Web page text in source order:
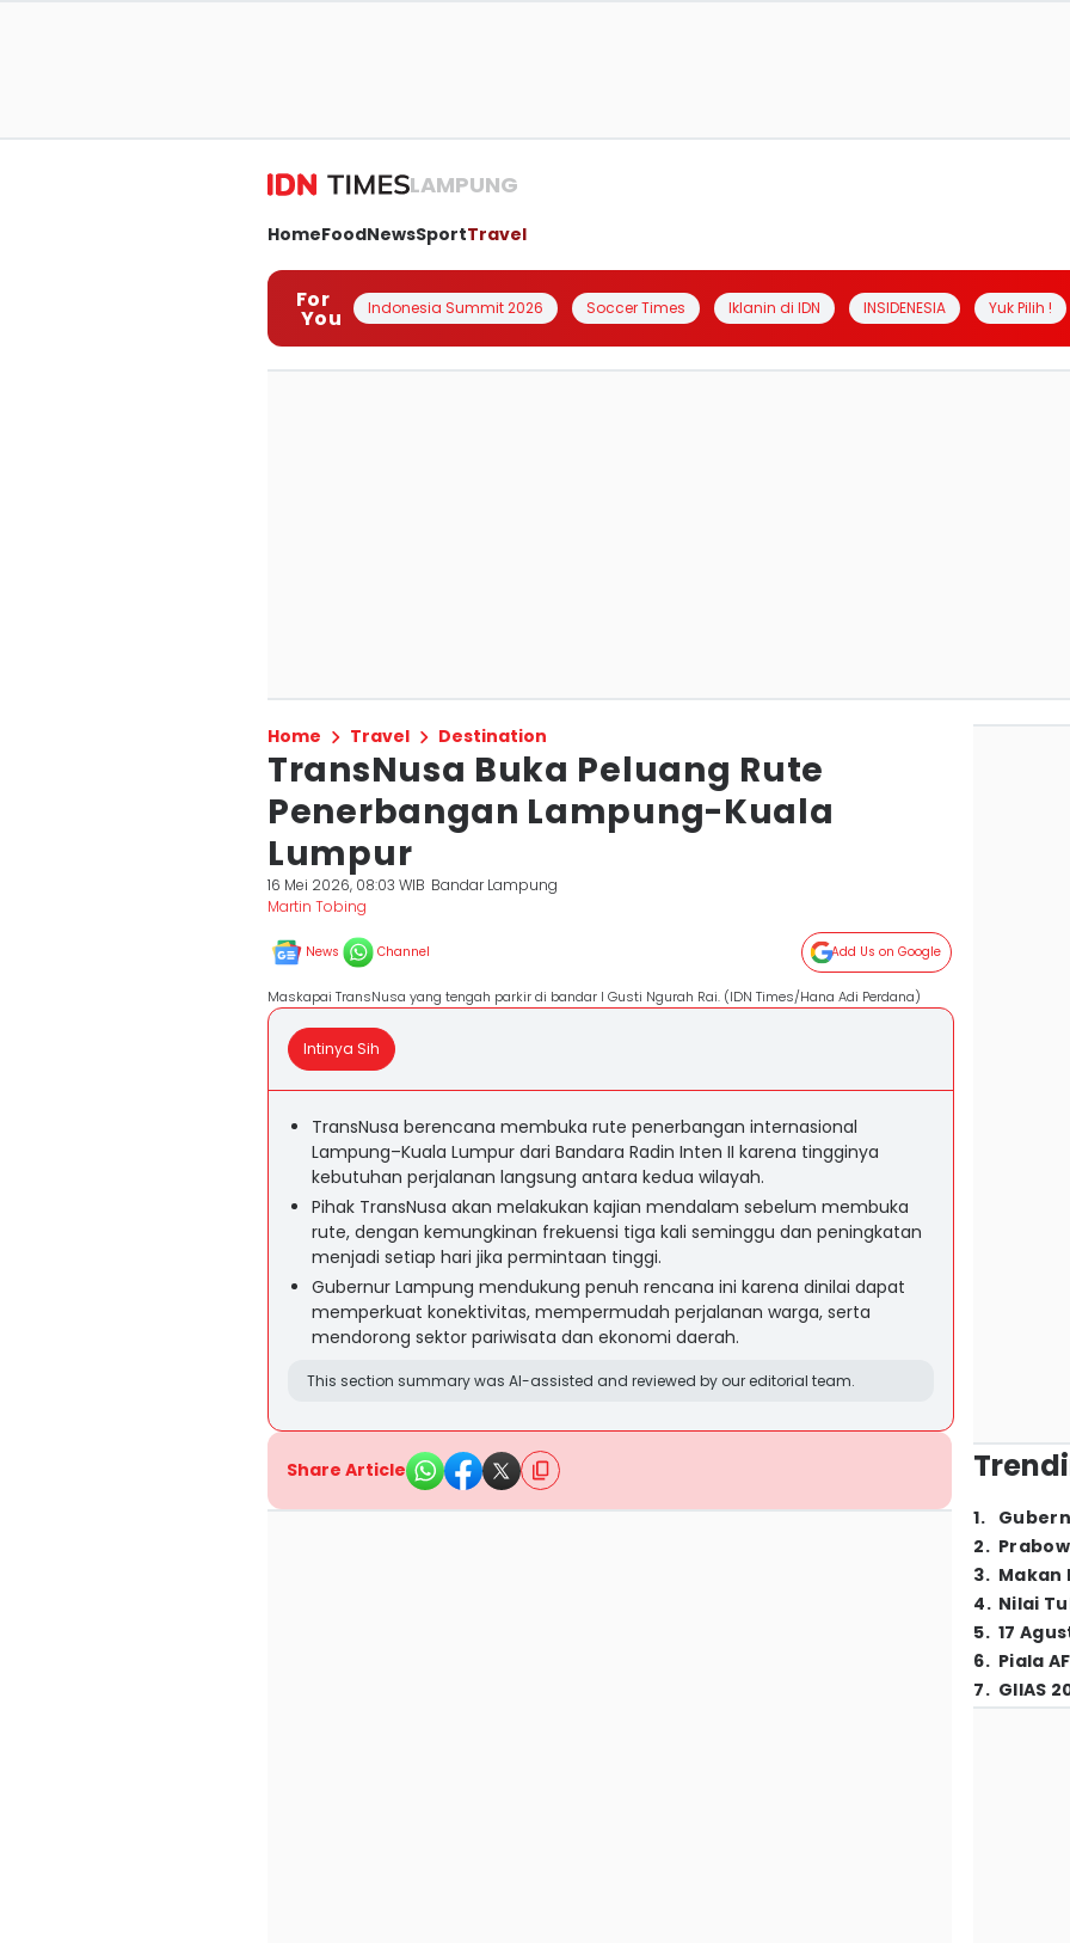
LAMPUNG
HomeFoodNewsSportTravel
For
You Indonesia Summit 2026 Soccer Times Iklanin di IDN INSIDENESIA Yuk Pilih !
Home Travel Destination
TransNusa Buka Peluang Rute
Penerbangan Lampung-Kuala
Lumpur
16 Mei 2026, 08:03 WIB Bandar Lampung
Martin Tobing
News Channel Add Us on Google
Maskapai TransNusa yang tengah parkir di bandar I Gusti Ngurah Rai. (IDN Times/Hana Adi Perdana)
Intinya Sih
TransNusa berencana membuka rute penerbangan internasional
Lampung–Kuala Lumpur dari Bandara Radin Inten II karena tingginya
kebutuhan perjalanan langsung antara kedua wilayah.
Pihak TransNusa akan melakukan kajian mendalam sebelum membuka
rute, dengan kemungkinan frekuensi tiga kali seminggu dan peningkatan
menjadi setiap hari jika permintaan tinggi.
Gubernur Lampung mendukung penuh rencana ini karena dinilai dapat
memperkuat konektivitas, mempermudah perjalanan warga, serta
mendorong sektor pariwisata dan ekonomi daerah.
This section summary was AI-assisted and reviewed by our editorial team.
Share Article
1.
2.
3. Makan
4. Nilai
5. 17
6. Piala
7. GIIAS